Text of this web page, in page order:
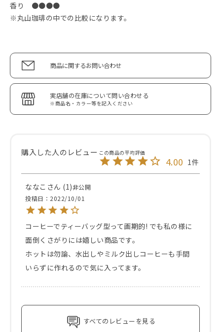
香り ●●●●
※丸山珈琲の中での比較になります。
商品に関するお問い合わせ
実店舗の在庫について問い合わせる
※商品名・カラー等を記入ください
4.00 1
ななこ 1 非公開
投稿日
2022/10/01
コーヒーでティーバッグ型って画期的! でも私の様に
面倒くさがりには嬉しい商品です。
ホットは勿論、水出しやミルク出しコーヒーも手間
いらずに作れるので気に入ってます。
すべてのレビューを見る